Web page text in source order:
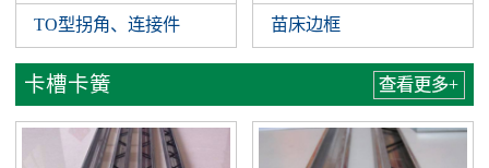
TO型拐角、连接件 苗床边框
卡槽卡簧 查看更多+